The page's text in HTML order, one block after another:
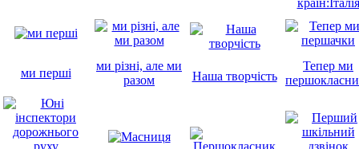
ми перші
ми різні, але ми
разом
Наша творчість
Тепер ми